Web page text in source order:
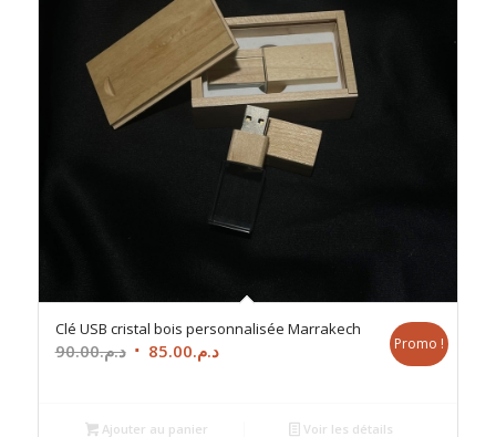
Clé USB cristal bois personnalisée Marrakech
د.م.90.00
Le
était :
د.م.85.00
Le
Promo !
Ajouter au panier Voir les détails